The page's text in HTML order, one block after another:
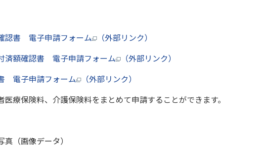
認書 電子申請フォーム （外部リンク）
済額確認書 電子申請フォーム （外部リンク）
電子申請フォーム （外部リンク）
療保険料、介護保険料をまとめて申請することができます。
（画像データ）